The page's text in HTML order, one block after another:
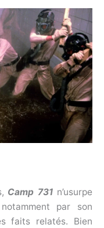
Camp 731 n’usurpe
par son
faits relatés. Bien